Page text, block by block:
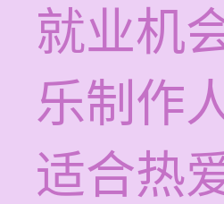
就业机
乐制作
适合热